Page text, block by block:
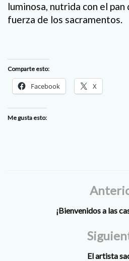
luminosa, nutrida con el pan
fuerza de los sacramentos.
Comparte esto:
Facebook X
Me gusta esto:
¡Bienvenidos a las
El artista